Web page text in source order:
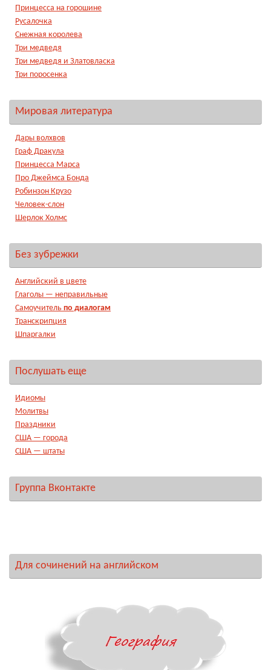
Принцесса на горошине
Русалочка
Снежная королева
Три медведя
Три медведя и Златовласка
Три поросенка
Мировая литература
Дары волхвов
Граф Дракула
Принцесса Марса
Про Джеймса Бонда
Робинзон Крузо
Человек-слон
Шерлок Холмс
Без зубрежки
Английский в цвете
Глаголы — неправильные
Самоучитель по диалогам
Транскрипция
Шпаргалки
Послушать еще
Идиомы
Молитвы
Праздники
США — города
США — штаты
Группа Вконтакте
Для сочинений на английском